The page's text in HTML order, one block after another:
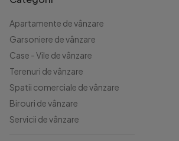
Apartamente de vânzare
Garsoniere de vânzare
Case - Vile de vânzare
Terenuri de vânzare
Spatii comerciale de vânzare
Birouri de vânzare
Servicii de vânzare